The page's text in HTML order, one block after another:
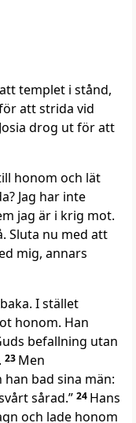
templet i stånd,
att strida vid
drog ut för att
honom och lät
Jag har inte
jag är i krig mot.
Sluta nu med att
mig, annars
I stället
honom. Han
befallning utan
23 Men
bad sina män:
sårad.” 24 Hans
och lade honom